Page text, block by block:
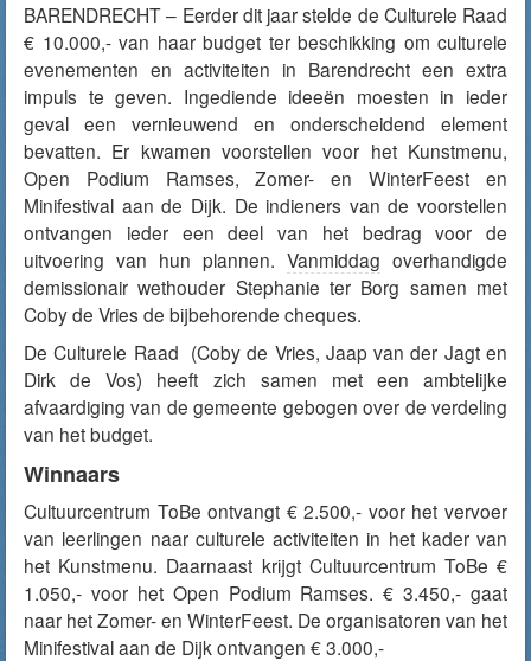
BARENDRECHT – Eerder dit jaar stelde de Culturele Raad
€ 10.000,- van haar budget ter beschikking om culturele
evenementen en activiteiten in Barendrecht een extra
impuls te geven. Ingediende ideeën moesten in ieder
geval een vernieuwend en onderscheidend element
bevatten. Er kwamen voorstellen voor het Kunstmenu,
Open Podium Ramses, Zomer- en WinterFeest en
Minifestival aan de Dijk. De indieners van de voorstellen
ontvangen ieder een deel van het bedrag voor de
uitvoering van hun plannen. Vanmiddag overhandigde
demissionair wethouder Stephanie ter Borg samen met
Coby de Vries de bijbehorende cheques.
De Culturele Raad (Coby de Vries, Jaap van der Jagt en
Dirk de Vos) heeft zich samen met een ambtelijke
afvaardiging van de gemeente gebogen over de verdeling
van het budget.
Winnaars
Cultuurcentrum ToBe ontvangt € 2.500,- voor het vervoer
van leerlingen naar culturele activiteiten in het kader van
het Kunstmenu. Daarnaast krijgt Cultuurcentrum ToBe €
1.050,- voor het Open Podium Ramses. € 3.450,- gaat
naar het Zomer- en WinterFeest. De organisatoren van het
Minifestival aan de Dijk ontvangen € 3.000,-